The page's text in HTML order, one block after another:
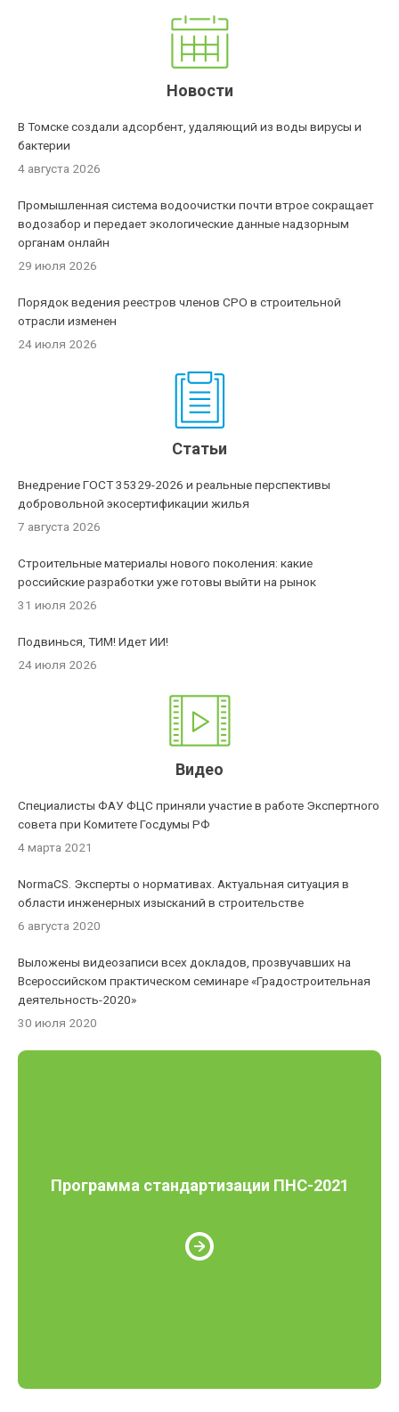
Новости
В Томске создали адсорбент, удаляющий из воды вирусы и
бактерии
4 августа 2026
Промышленная система водоочистки почти втрое сокращает
водозабор и передает экологические данные надзорным
органам онлайн
29 июля 2026
Порядок ведения реестров членов СРО в строительной
отрасли изменен
24 июля 2026
Статьи
Внедрение ГОСТ 35329-2026 и реальные перспективы
добровольной экосертификации жилья
7 августа 2026
Строительные материалы нового поколения: какие
российские разработки уже готовы выйти на рынок
31 июля 2026
Подвинься, ТИМ! Идет ИИ!
24 июля 2026
Видео
Специалисты ФАУ ФЦС приняли участие в работе Экспертного
совета при Комитете Госдумы РФ
4 марта 2021
NormaCS. Эксперты о нормативах. Актуальная ситуация в
области инженерных изысканий в строительстве
6 августа 2020
Выложены видеозаписи всех докладов, прозвучавших на
Всероссийском практическом семинаре «Градостроительная
деятельность-2020»
30 июля 2020
Программа стандартизации ПНС-2021